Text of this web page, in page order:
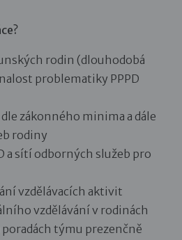
rodin (dlouhodobá
problematiky PPPD
zákonného minima a dále
rodiny
a sítí odborných služeb pro
vzdělávacích aktivit
vzdělávání v rodinách
týmu prezenčně